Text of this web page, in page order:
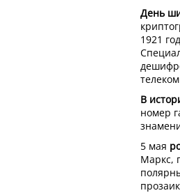
День
1921
В
номер
5 мая
Маркс,